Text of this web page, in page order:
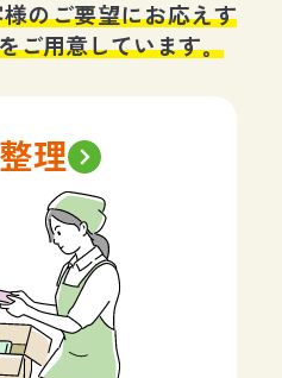
のご要望にお応えす
ご用意しています。
理